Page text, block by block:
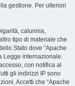
gestione. Per ulteriori
calunnia,
tipo di materiale che
Stato dove “Apache
Legge internazionale.
con notifica al
gli indirizzi IP sono
Accetti che “Apache